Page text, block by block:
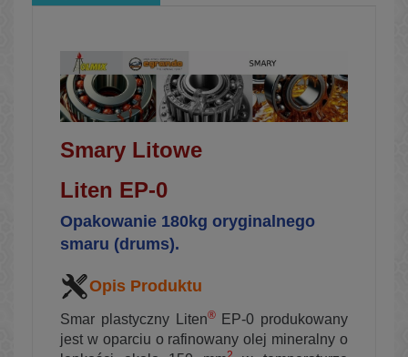
Smary Litowe
Liten EP-0
Opakowanie 180kg oryginalnego
smaru (drums).
Opis Produktu
Smar plastyczny Liten®EP-0 produkowany
jest w oparciu o rafinowany olej mineralny o